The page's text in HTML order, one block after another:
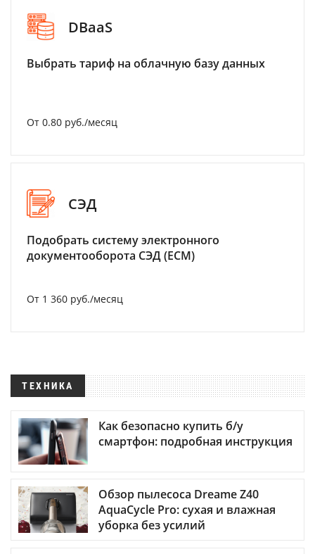
DBaaS
Выбрать тариф на облачную базу данных
От 0.80 руб./месяц
СЭД
Подобрать систему электронного
документооборота СЭД (ECM)
От 1 360 руб./месяц
ТЕХНИКА
Как безопасно купить б/у
смартфон: подробная инструкция
Обзор пылесоса Dreame Z40
AquaCycle Pro: сухая и влажная
уборка без усилий